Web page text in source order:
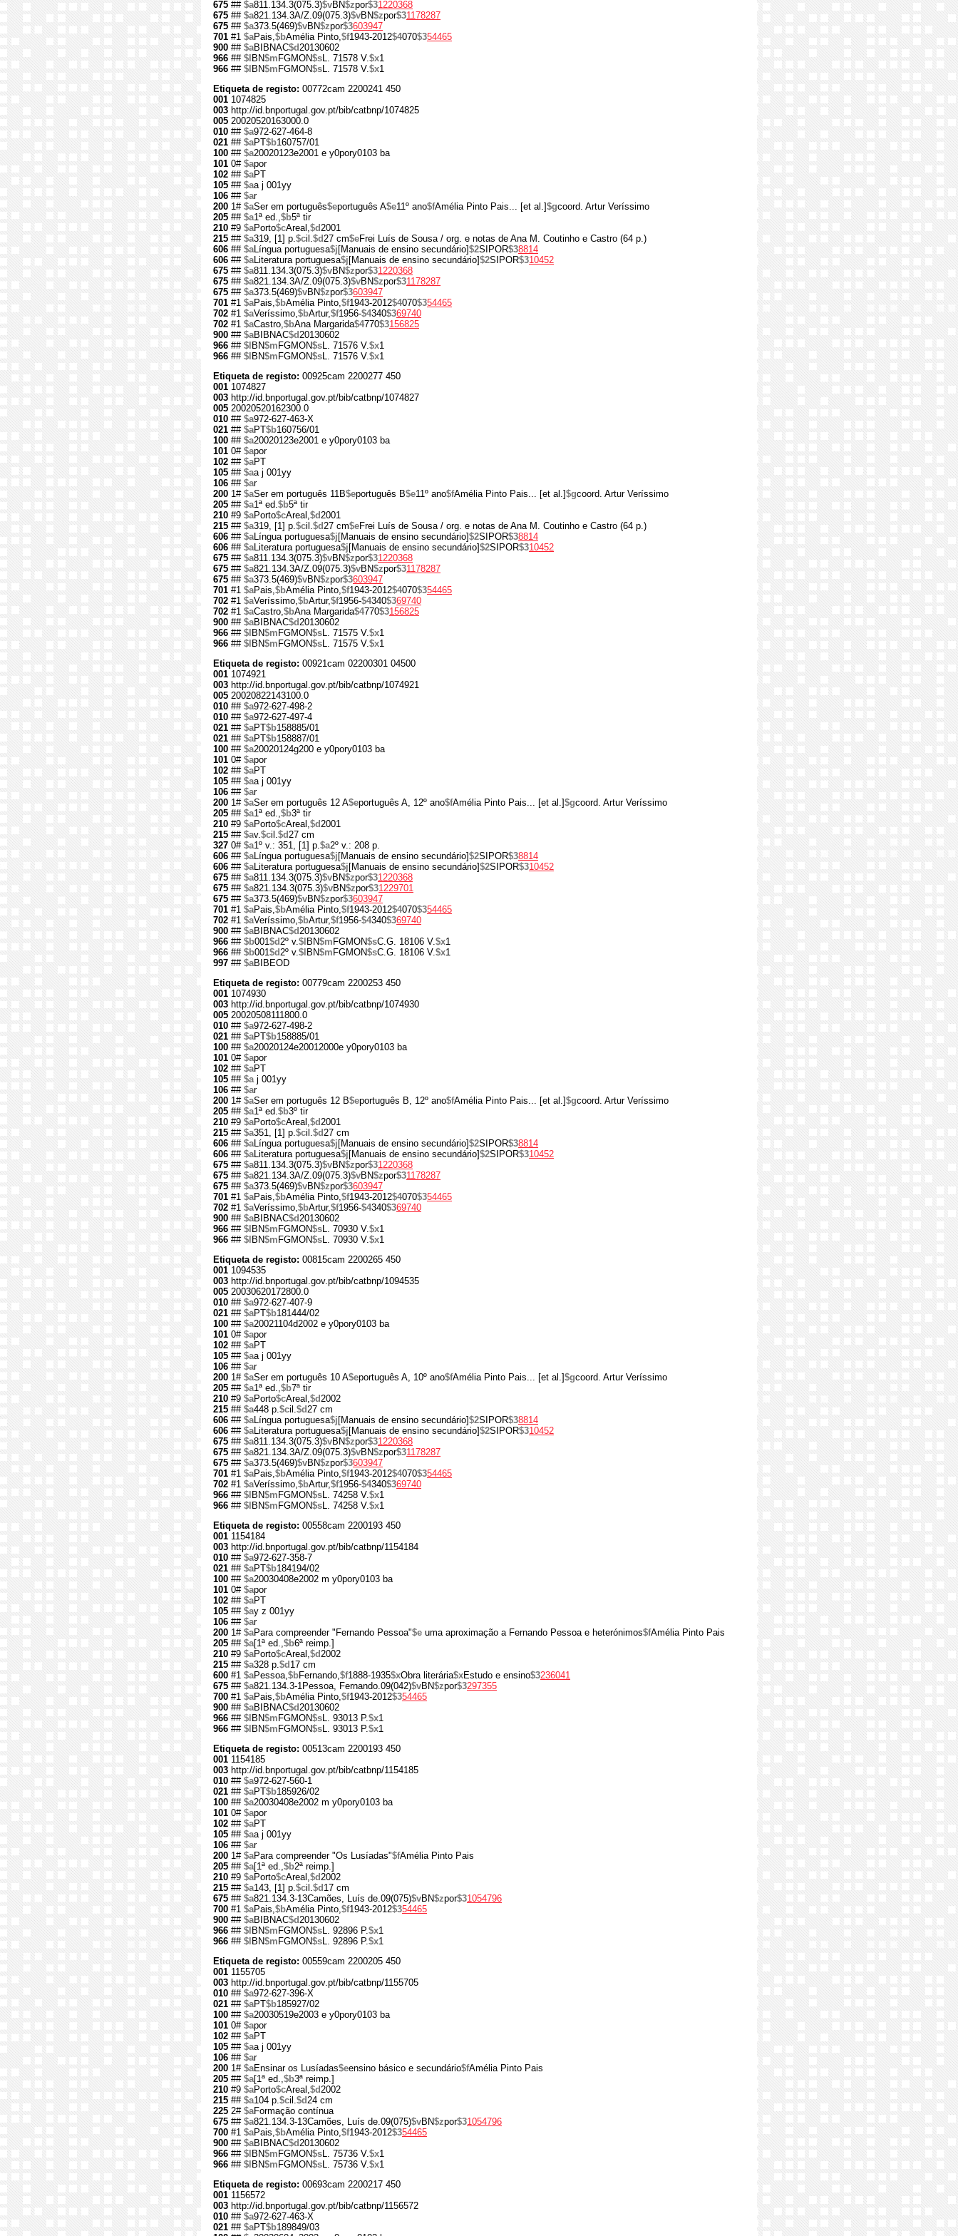
675 ## $a811.134.3(075.3)$vBN$zpor$31220368
675 ## $a821.134.3A/Z.09(075.3)$vBN$zpor$31178287
675 ## $a373.5(469)$vBN$zpor$3603947
701 #1 $aPais,$bAmélia Pinto,$f1943-2012$4070$354465
900 ## $aBIBNAC$d20130602
966 ## $l BN$m FGMON$sL. 71578 V.$x1
966 ## $l BN$m FGMON$sL. 71578 V.$x1
Etiqueta de registo: 00772cam 2200241 450
001 1074825
003 http://id.bnportugal.gov.pt/bib/catbnp/1074825
005 20020520163000.0
010 ## $a972-627-464-8
021 ## $aPT$b160757/01
100 ## $a20020123e2001 e y0pory0103 ba
101 0# $apor
102 ## $aPT
105 ## $aa j 001yy
106 ## $ar
200 1# $aSer em português$eportuguês A$e11º ano$fAmélia Pinto Pais... [et al.]$gcoord. Artur Veríssimo
205 ## $a1ª ed.,$b5ª tir
210 #9 $aPorto$cAreal,$d2001
215 ## $a319, [1] p.$cil.$d27 cm$eFrei Luís de Sousa / org. e notas de Ana M. Coutinho e Castro (64 p.)
606 ## $aLíngua portuguesa$j [Manuais de ensino secundário]$2SIPOR$38814
606 ## $aLiteratura portuguesa$j [Manuais de ensino secundário]$2SIPOR$310452
675 ## $a811.134.3(075.3)$vBN$zpor$31220368
675 ## $a821.134.3A/Z.09(075.3)$vBN$zpor$31178287
675 ## $a373.5(469)$vBN$zpor$3603947
701 #1 $aPais,$bAmélia Pinto,$f1943-2012$4070$354465
702 #1 $aVeríssimo,$bArtur,$f1956-$4340$369740
702 #1 $aCastro,$bAna Margarida$4770$3156825
900 ## $aBIBNAC$d20130602
966 ## $l BN$m FGMON$sL. 71576 V.$x1
966 ## $l BN$m FGMON$sL. 71576 V.$x1
Etiqueta de registo: 00925cam 2200277 450
001 1074827
003 http://id.bnportugal.gov.pt/bib/catbnp/1074827
005 20020520162300.0
010 ## $a972-627-463-X
021 ## $aPT$b160756/01
100 ## $a20020123e2001 e y0pory0103 ba
101 0# $apor
102 ## $aPT
105 ## $aa j 001yy
106 ## $ar
200 1# $aSer em português 11B$eportuguês B$e11º ano$fAmélia Pinto Pais... [et al.]$gcoord. Artur Veríssimo
205 ## $a1ª ed.$b5ª tir
210 #9 $aPorto$cAreal,$d2001
215 ## $a319, [1] p.$cil.$d27 cm$eFrei Luís de Sousa / org. e notas de Ana M. Coutinho e Castro (64 p.)
606 ## $aLíngua portuguesa$j [Manuais de ensino secundário]$2SIPOR$38814
606 ## $aLiteratura portuguesa$j [Manuais de ensino secundário]$2SIPOR$310452
675 ## $a811.134.3(075.3)$vBN$zpor$31220368
675 ## $a821.134.3A/Z.09(075.3)$vBN$zpor$31178287
675 ## $a373.5(469)$vBN$zpor$3603947
701 #1 $aPais,$bAmélia Pinto,$f1943-2012$4070$354465
702 #1 $aVeríssimo,$bArtur,$f1956-$4340$369740
702 #1 $aCastro,$bAna Margarida$4770$3156825
900 ## $aBIBNAC$d20130602
966 ## $l BN$m FGMON$sL. 71575 V.$x1
966 ## $l BN$m FGMON$sL. 71575 V.$x1
Etiqueta de registo: 00921cam 02200301 04500
001 1074921
003 http://id.bnportugal.gov.pt/bib/catbnp/1074921
005 20020822143100.0
010 ## $a972-627-498-2
010 ## $a972-627-497-4
021 ## $aPT$b158885/01
021 ## $aPT$b158887/01
100 ## $a20020124g200 e y0pory0103 ba
101 0# $apor
102 ## $aPT
105 ## $aa j 001yy
106 ## $ar
200 1# $aSer em português 12 A$eportuguês A, 12º ano$fAmélia Pinto Pais... [et al.]$gcoord. Artur Veríssimo
205 ## $a1ª ed.,$b3ª tir
210 #9 $aPorto$cAreal,$d2001
215 ## $av.$cil.$d27 cm
327 0# $a1º v.: 351, [1] p.$a2º v.: 208 p.
606 ## $aLíngua portuguesa$j [Manuais de ensino secundário]$2SIPOR$38814
606 ## $aLiteratura portuguesa$j [Manuais de ensino secundário]$2SIPOR$310452
675 ## $a811.134.3(075.3)$vBN$zpor$31220368
675 ## $a821.134.3(075.3)$vBN$zpor$31229701
675 ## $a373.5(469)$vBN$zpor$3603947
701 #1 $aPais,$bAmélia Pinto,$f1943-2012$4070$354465
702 #1 $aVeríssimo,$bArtur,$f1956-$4340$369740
900 ## $aBIBNAC$d20130602
966 ## $b001$d2º v.$l BN$m FGMON$sC.G. 18106 V.$x1
966 ## $b001$d2º v.$l BN$m FGMON$sC.G. 18106 V.$x1
997 ## $aBIBEOD
Etiqueta de registo: 00779cam 2200253 450
001 1074930
003 http://id.bnportugal.gov.pt/bib/catbnp/1074930
005 20020508111800.0
010 ## $a972-627-498-2
021 ## $aPT$b158885/01
100 ## $a20020124e20012000e y0pory0103 ba
101 0# $apor
102 ## $aPT
105 ## $aj 001yy
106 ## $ar
200 1# $aSer em português 12 B$eportuguês B, 12º ano$fAmélia Pinto Pais... [et al.]$gcoord. Artur Veríssimo
205 ## $a1ª ed.$b3º tir
210 #9 $aPorto$cAreal,$d2001
215 ## $a351, [1] p.$cil.$d27 cm
606 ## $aLíngua portuguesa$j [Manuais de ensino secundário]$2SIPOR$38814
606 ## $aLiteratura portuguesa$j [Manuais de ensino secundário]$2SIPOR$310452
675 ## $a811.134.3(075.3)$vBN$zpor$31220368
675 ## $a821.134.3A/Z.09(075.3)$vBN$zpor$31178287
675 ## $a373.5(469)$vBN$zpor$3603947
701 #1 $aPais,$bAmélia Pinto,$f1943-2012$4070$354465
702 #1 $aVeríssimo,$bArtur,$f1956-$4340$369740
900 ## $aBIBNAC$d20130602
966 ## $l BN$m FGMON$sL. 70930 V.$x1
966 ## $l BN$m FGMON$sL. 70930 V.$x1
Etiqueta de registo: 00815cam 2200265 450
001 1094535
003 http://id.bnportugal.gov.pt/bib/catbnp/1094535
005 20030620172800.0
010 ## $a972-627-407-9
021 ## $aPT$b181444/02
100 ## $a20021104d2002 e y0pory0103 ba
101 0# $apor
102 ## $aPT
105 ## $aa j 001yy
106 ## $ar
200 1# $aSer em português 10 A$eportuguês A, 10º ano$fAmélia Pinto Pais... [et al.]$gcoord. Artur Veríssimo
205 ## $a1ª ed.,$b7ª tir
210 #9 $aPorto$cAreal,$d2002
215 ## $a448 p.$cil.$d27 cm
606 ## $aLíngua portuguesa$j [Manuais de ensino secundário]$2SIPOR$38814
606 ## $aLiteratura portuguesa$j [Manuais de ensino secundário]$2SIPOR$310452
675 ## $a811.134.3(075.3)$vBN$zpor$31220368
675 ## $a821.134.3A/Z.09(075.3)$vBN$zpor$31178287
675 ## $a373.5(469)$vBN$zpor$3603947
701 #1 $aPais,$bAmélia Pinto,$f1943-2012$4070$354465
702 #1 $aVeríssimo,$bArtur,$f1956-$4340$369740
966 ## $l BN$m FGMON$sL. 74258 V.$x1
966 ## $l BN$m FGMON$sL. 74258 V.$x1
Etiqueta de registo: 00558cam 2200193 450
001 1154184
003 http://id.bnportugal.gov.pt/bib/catbnp/1154184
010 ## $a972-627-358-7
021 ## $aPT$b184194/02
100 ## $a20030408e2002 m y0pory0103 ba
101 0# $apor
102 ## $aPT
105 ## $ay z 001yy
106 ## $ar
200 1# $aPara compreender "Fernando Pessoa"$e uma aproximação a Fernando Pessoa e heterónimos$fAmélia Pinto Pais
205 ## $a[1ª ed.,$b6ª reimp.]
210 #9 $aPorto$cAreal,$d2002
215 ## $a328 p.$d 17 cm
600 #1 $aPessoa,$bFernando,$f1888-1935$xObra literária$xEstudo e ensino$3236041
675 ## $a821.134.3-1Pessoa, Fernando.09(042)$vBN$zpor$3297355
700 #1 $aPais,$bAmélia Pinto,$f1943-2012$354465
900 ## $aBIBNAC$d20130602
966 ## $l BN$m FGMON$sL. 93013 P.$x1
966 ## $l BN$m FGMON$sL. 93013 P.$x1
Etiqueta de registo: 00513cam 2200193 450
001 1154185
003 http://id.bnportugal.gov.pt/bib/catbnp/1154185
010 ## $a972-627-560-1
021 ## $aPT$b185926/02
100 ## $a20030408e2002 m y0pory0103 ba
101 0# $apor
102 ## $aPT
105 ## $aa j 001yy
106 ## $ar
200 1# $aPara compreender "Os Lusíadas"$fAmélia Pinto Pais
205 ## $a[1ª ed.,$b2ª reimp.]
210 #9 $aPorto$cAreal,$d2002
215 ## $a143, [1] p.$cil.$d 17 cm
675 ## $a821.134.3-13Camões, Luís de.09(075)$vBN$zpor$31054796
700 #1 $aPais,$bAmélia Pinto,$f1943-2012$354465
900 ## $aBIBNAC$d20130602
966 ## $l BN$m FGMON$sL. 92896 P.$x1
966 ## $l BN$m FGMON$sL. 92896 P.$x1
Etiqueta de registo: 00559cam 2200205 450
001 1155705
003 http://id.bnportugal.gov.pt/bib/catbnp/1155705
010 ## $a972-627-396-X
021 ## $aPT$b185927/02
100 ## $a20030519e2003 e y0pory0103 ba
101 0# $apor
102 ## $aPT
105 ## $aa j 001yy
106 ## $ar
200 1# $aEnsinar os Lusíadas$eensino básico e secundário$fAmélia Pinto Pais
205 ## $a[1ª ed.,$b3ª reimp.]
210 #9 $aPorto$cAreal,$d2002
215 ## $a104 p.$cil.$d24 cm
225 2# $aFormação contínua
675 ## $a821.134.3-13Camões, Luís de.09(075)$vBN$zpor$31054796
700 #1 $aPais,$bAmélia Pinto,$f1943-2012$354465
900 ## $aBIBNAC$d20130602
966 ## $l BN$m FGMON$sL. 75736 V.$x1
966 ## $l BN$m FGMON$sL. 75736 V.$x1
Etiqueta de registo: 00693cam 2200217 450
001 1156572
003 http://id.bnportugal.gov.pt/bib/catbnp/1156572
010 ## $a972-627-463-X
021 ## $aPT$b189849/03